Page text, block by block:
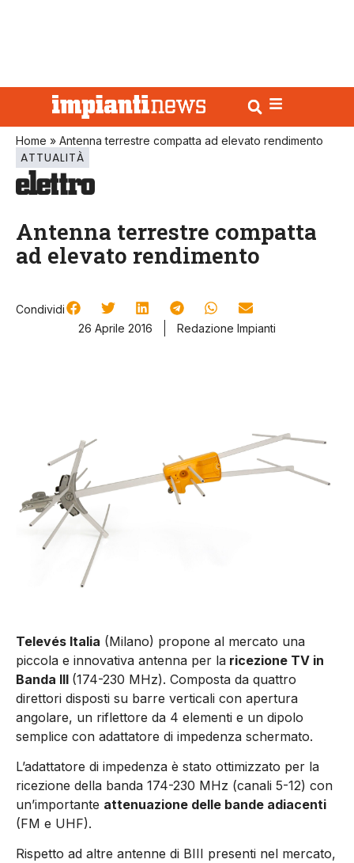
Home » Antenna terrestre compatta ad elevato rendimento
ATTUALITÀ
Antenna terrestre compatta
ad elevato rendimento
Condividi
26 Aprile 2016
Redazione Impianti
Televés Italia (Milano) propone al mercato una
piccola e innovativa antenna per la ricezione TV in
Banda III (174-230 MHz). Composta da quattro
direttori disposti su barre verticali con apertura
angolare, un riflettore da 4 elementi e un dipolo
semplice con adattatore di impedenza schermato.
L’adattatore di impedenza è stato ottimizzato per la
ricezione della banda 174-230 MHz (canali 5-12) con
un’importante attenuazione delle bande adiacenti
(FM e UHF).
Rispetto ad altre antenne di BIII presenti nel mercato,